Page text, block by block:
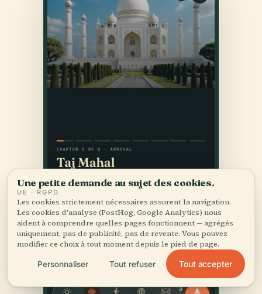
Une petite demande au sujet des cookies.
UE · RGPD
Les cookies strictement nécessaires assurent la navigation.
Les cookies d'analyse (PostHog, Google Analytics) nous
aident à comprendre quelles pages fonctionnent — agrégés
uniquement, pas de publicité, pas de revente. Vous pouvez
modifier ce choix à tout moment depuis le pied de page.
Personnaliser Tout refuser Tout accepter